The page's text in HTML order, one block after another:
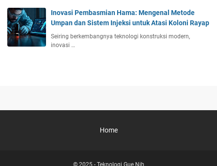
Inovasi Pembasmian Hama: Mengenal Metode
Umpan dan Sistem Injeksi untuk Atasi Koloni Rayap
Seiring berkembangnya teknologi konstruksi modern,
inovasi …
Home
© 2025 - Teknologi Gue Nih